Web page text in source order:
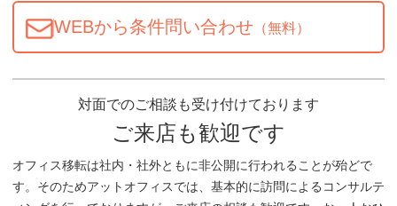
WEBから条件問い合わせ （無料）
対面でのご相談も受け付けております
ご来店も歓迎です
オフィス移転は社内・社外ともに非公開に行われることが殆どで
す。そのためアットオフィスでは、基本的に訪問によるコンサルテ